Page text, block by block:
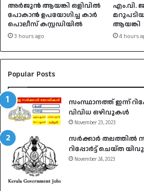
അർജുൻ ആയങ്കി ഒളിവിൽ
പോകാൻ ഉപയോഗിച്ച കാർ
പൊലീസ് കസ്റ്റഡിയിൽ
3 hours ago
എം.വി.
ആയങ്കി
4 hours
Popular Posts
സംസ്ഥാനത്ത് ഇന്ന്
വിവിധ ഒഴിവുകൾ
November 23, 2023
സർക്കാർ തലത്തിൽ
റിപ്പോർട്ട് ചെയ്ത
November 24, 2023